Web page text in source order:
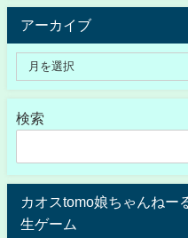
アーカイブ
検索
カオスtomo娘ちゃんねー
生ゲーム